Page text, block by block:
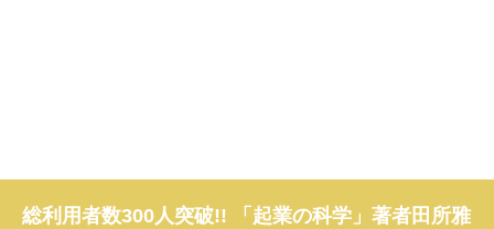
総利用者数300人突破!! 「起業の科学」著者田所雅